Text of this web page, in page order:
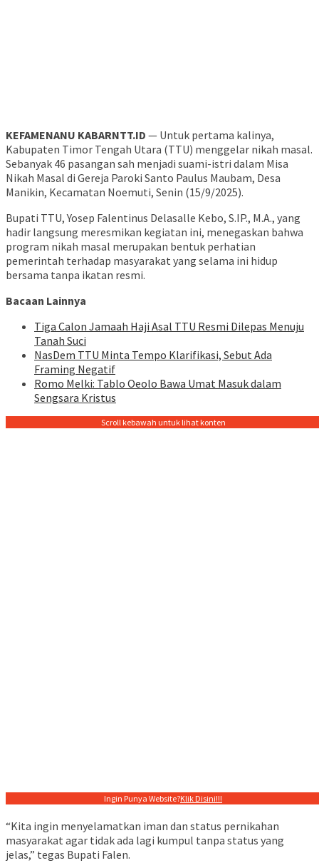
KEFAMENANU KABARNTT.ID — Untuk pertama kalinya,
Kabupaten Timor Tengah Utara (TTU) menggelar nikah masal.
Sebanyak 46 pasangan sah menjadi suami-istri dalam Misa
Nikah Masal di Gereja Paroki Santo Paulus Maubam, Desa
Manikin, Kecamatan Noemuti, Senin (15/9/2025).
Bupati TTU, Yosep Falentinus Delasalle Kebo, S.IP., M.A., yang
hadir langsung meresmikan kegiatan ini, menegaskan bahwa
program nikah masal merupakan bentuk perhatian
pemerintah terhadap masyarakat yang selama ini hidup
bersama tanpa ikatan resmi.
Bacaan Lainnya
Tiga Calon Jamaah Haji Asal TTU Resmi Dilepas Menuju
Tanah Suci
NasDem TTU Minta Tempo Klarifikasi, Sebut Ada
Framing Negatif
Romo Melki: Tablo Oeolo Bawa Umat Masuk dalam
Sengsara Kristus
Scroll kebawah untuk lihat konten
Ingin Punya Website?Klik Disini!!!
“Kita ingin menyelamatkan iman dan status pernikahan
masyarakat agar tidak ada lagi kumpul tanpa status yang
jelas,” tegas Bupati Falen.